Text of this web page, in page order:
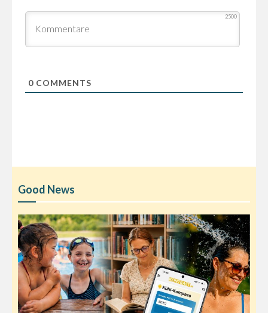
2500
0COMMENTS
Good News